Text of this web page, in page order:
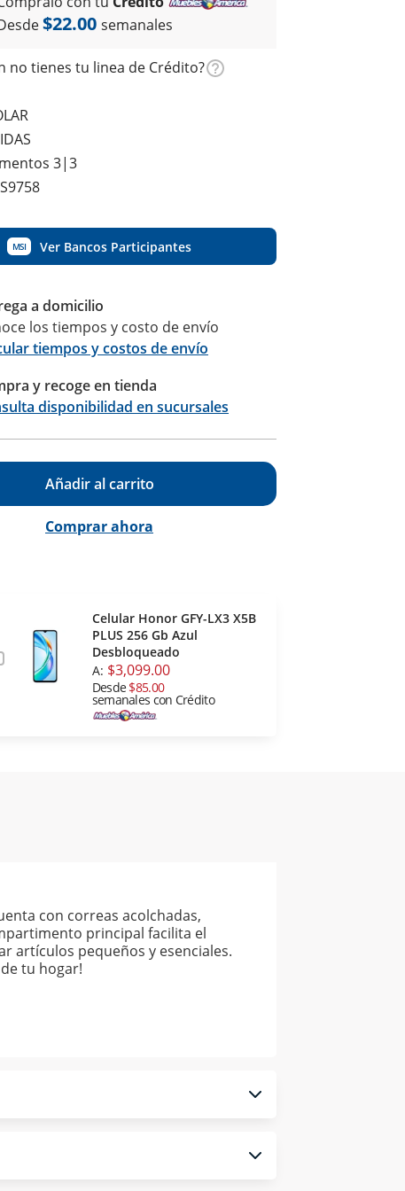
$22.00 semanales
no tienes tu linea de Crédito?
3|3
MSI Ver Bancos Participantes
a domicilio
los tiempos y costo de envío
tiempos y costos de envío
y recoge en tienda
disponibilidad en sucursales
Añadir al carrito
Comprar ahora
Celular Honor GFY-LX3 X5B
PLUS 256 Gb Azul
Desbloqueado
A: $3,099.00
Desde$85.00
semanales con Crédito
con correas acolchadas,
principal facilita el
artículos pequeños y esenciales.
tu hogar!